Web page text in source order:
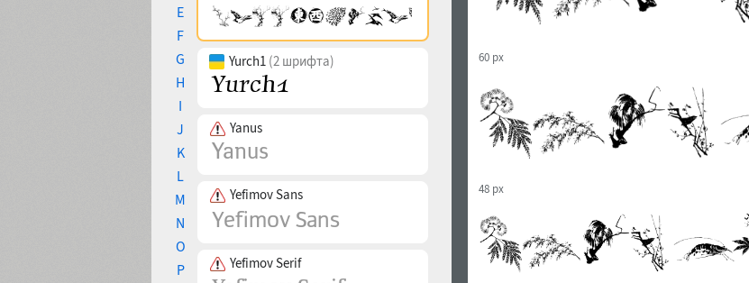
E
F
G
H
I
J
K
L
M
N
O
P
Yurch1 (2 шрифта)
Yanus
Yefimov Sans
Yefimov Serif
60 px
48 px